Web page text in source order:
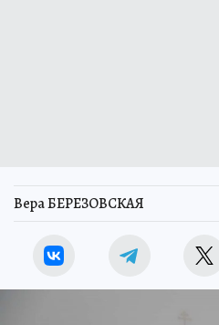
Вера БЕРЕЗОВСКАЯ